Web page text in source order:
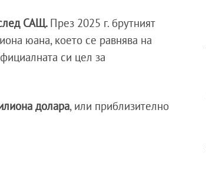
САЩ. През 2025 г. брутният
юана, което се равнява на
си цел за
долара, или приблизително